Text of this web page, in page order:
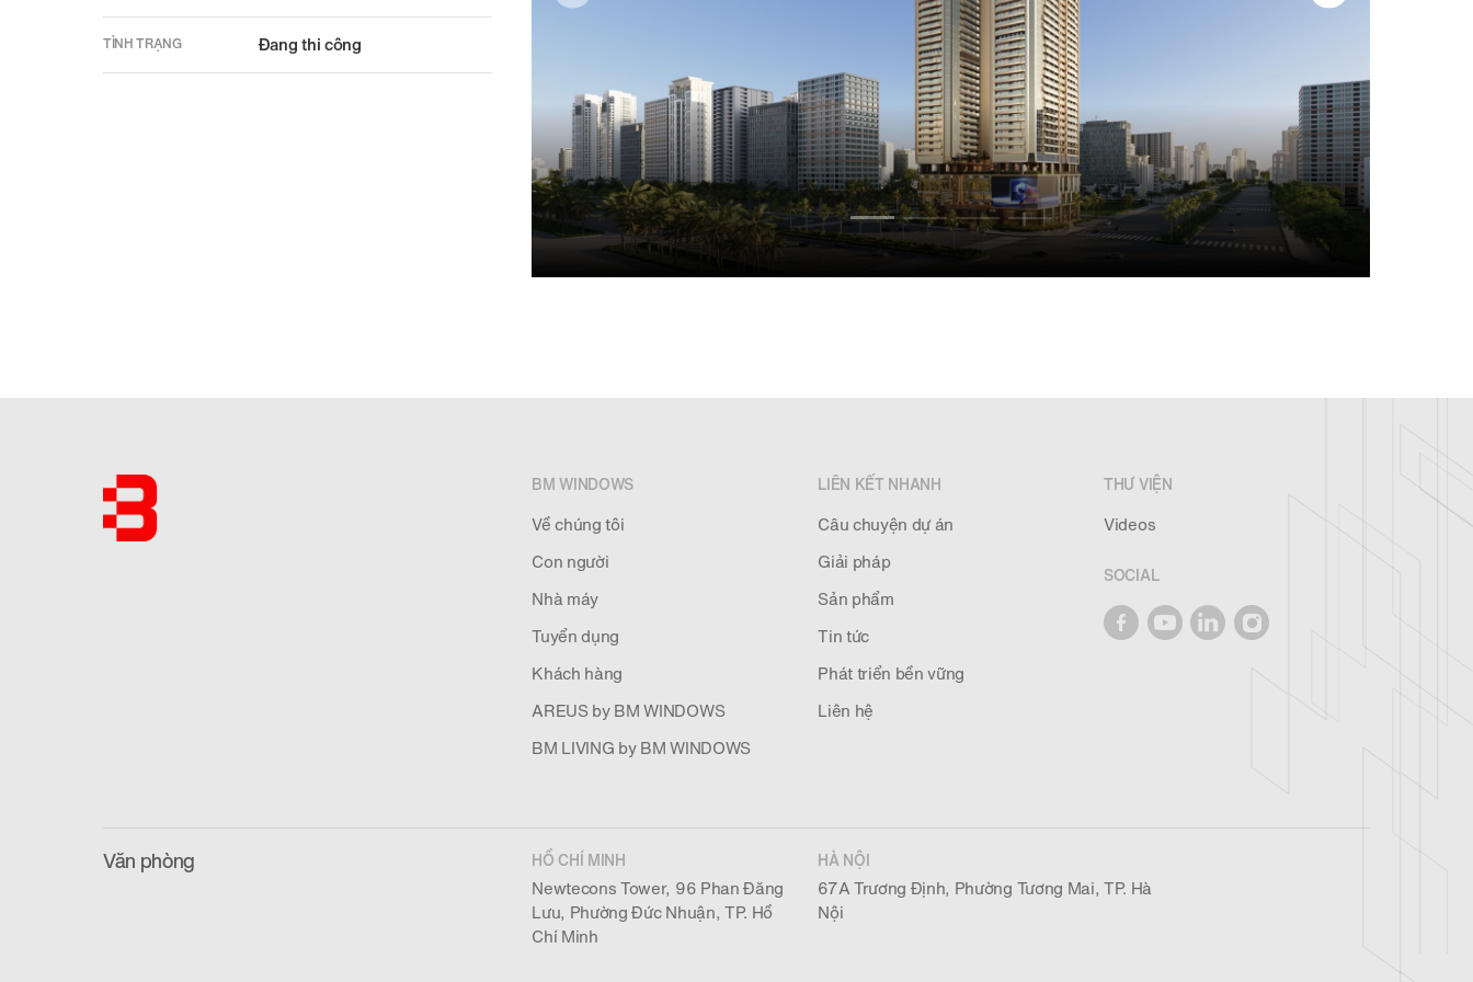
TÌNH TRẠNG Đang thi công
BM WINDOWS
Về chúng tôi
Con người
Nhà máy
Tuyển dụng
Khách hàng
AREUS by BM WINDOWS
BM LIVING by BM WINDOWS
LIÊN KẾT NHANH
Câu chuyện dự án
Giải pháp
Sản phẩm
Tin tức
Phát triển bền vững
Liên hệ
THƯ VIỆN
Videos
SOCIAL
Văn phòng HỒ CHÍ MINH
Newtecons Tower, 96 Phan Đăng
Lưu, Phường Đức Nhuận, TP. Hồ
Chí Minh
HÀ NỘI
67A Trương Định, Phường Tương Mai, TP. Hà
Nội